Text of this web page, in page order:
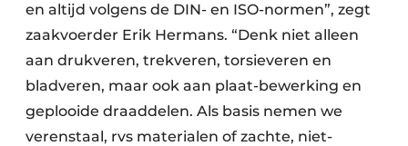
en altijd volgens de DIN- en ISO-normen”, zegt
zaakvoerder Erik Hermans. “Denk niet alleen
aan drukveren, trekveren, torsieveren en
bladveren, maar ook aan plaat-bewerking en
geplooide draaddelen. Als basis nemen we
verenstaal, rvs materialen of zachte, niet-